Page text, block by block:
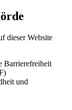
dieser Website
Barrierefreiheit
und